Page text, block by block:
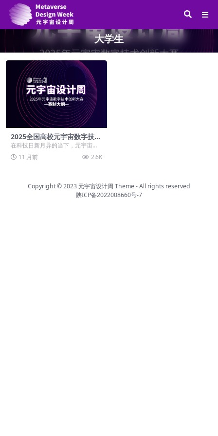
大学生
2025全国高校元宇宙数字技术
创新大赛
在科技日新月异的当下，元宇宙已
从概念设想逐步演变为重塑各行业
生态的关键力量。其融...
11 月前 2.6K
Copyright © 2023 元宇宙设计周 Theme- All rights reserved
陕ICP备2022008660号-7